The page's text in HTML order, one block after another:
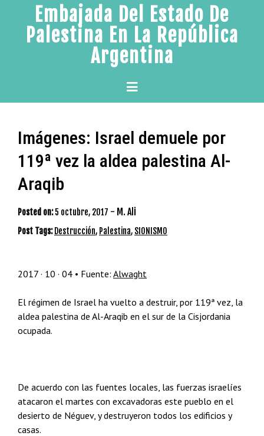
content
Embajada Del Estado De
Palestina En La República
Argentina
Primary
Menu
Imágenes: Israel demuele por
119ª vez la aldea palestina Al-
Araqib
Posted on: 5 octubre, 2017 - M. Ali
Post Tags: Destrucción, Palestina, SIONISMO
2017 · 10 · 04 • Fuente: Alwaght
El régimen de Israel ha vuelto a destruir, por 119ª vez, la
aldea palestina de Al-Araqib en el sur de la Cisjordania
ocupada.
De acuerdo con las fuentes locales, las fuerzas israelíes
atacaron el martes con excavadoras este pueblo en el
desierto de Néguev, y destruyeron todos los edificios y
casas.